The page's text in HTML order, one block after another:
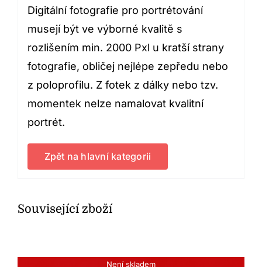
Digitální fotografie pro portrétování
musejí být ve výborné kvalitě s
rozlišením min. 2000 Pxl u kratší strany
fotografie, obličej nejlépe zepředu nebo
z poloprofilu. Z fotek z dálky nebo tzv.
momentek nelze namalovat kvalitní
portrét.
Zpět na hlavní kategorii
Související zboží
Není skladem